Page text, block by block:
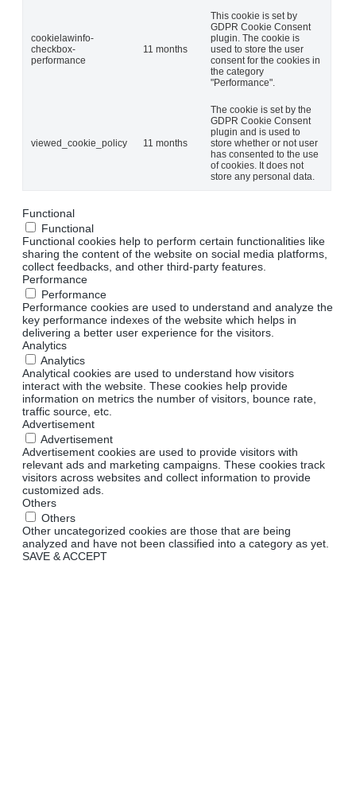
cookielawinfo-
checkbox-
performance
11 months
This cookie is set by
GDPR Cookie Consent
plugin. The cookie is
used to store the user
consent for the cookies in
the category
"Performance".
viewed_cookie_policy 11 months
The cookie is set by the
GDPR Cookie Consent
plugin and is used to
store whether or not user
has consented to the use
of cookies. It does not
store any personal data.
Functional
Functional
Functional cookies help to perform certain functionalities like
sharing the content of the website on social media platforms,
collect feedbacks, and other third-party features.
Performance
Performance
Performance cookies are used to understand and analyze the
key performance indexes of the website which helps in
delivering a better user experience for the visitors.
Analytics
Analytics
Analytical cookies are used to understand how visitors
interact with the website. These cookies help provide
information on metrics the number of visitors, bounce rate,
traffic source, etc.
Advertisement
Advertisement
Advertisement cookies are used to provide visitors with
relevant ads and marketing campaigns. These cookies track
visitors across websites and collect information to provide
customized ads.
Others
Others
Other uncategorized cookies are those that are being
analyzed and have not been classified into a category as yet.
SAVE & ACCEPT